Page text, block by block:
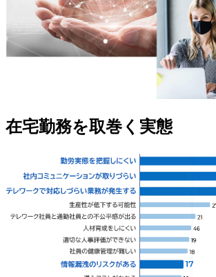
在宅勤務を取巻く実態